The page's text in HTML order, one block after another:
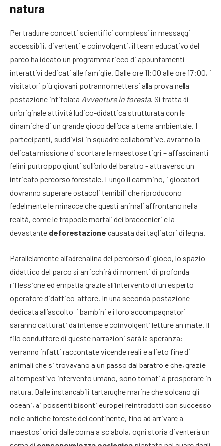
natura
Per tradurre concetti scientifici complessi in messaggi
accessibili, divertenti e coinvolgenti, il team educativo del
parco ha ideato un programma ricco di appuntamenti
interattivi dedicati alle famiglie. Dalle ore 11:00 alle ore 17:00, i
visitatori più giovani potranno mettersi alla prova nella
postazione intitolata Avventure in foresta. Si tratta di
un’originale attività ludico-didattica strutturata con le
dinamiche di un grande gioco dell’oca a tema ambientale. I
partecipanti, suddivisi in squadre collaborative, avranno la
delicata missione di scortare le maestose tigri – affascinanti
felini purtroppo giunti sull’orlo del baratro – attraverso un
intricato percorso forestale. Lungo il cammino, i giocatori
dovranno superare ostacoli temibili che riproducono
fedelmente le minacce che questi animali affrontano nella
realtà, come le trappole mortali dei bracconieri e la
devastante deforestazione causata dai tagliatori di legna.
Parallelamente all’adrenalina del percorso di gioco, lo spazio
didattico del parco si arricchirà di momenti di profonda
riflessione ed empatia grazie all’intervento di un esperto
operatore didattico-attore. In una seconda postazione
dedicata all’ascolto, i bambini e i loro accompagnatori
saranno catturati da intense e coinvolgenti letture animate. Il
filo conduttore di queste narrazioni sarà la speranza:
verranno infatti raccontate vicende reali e a lieto fine di
animali che si trovavano a un passo dal baratro e che, grazie
al tempestivo intervento umano, sono tornati a prosperare in
natura. Dalle instancabili tartarughe marine che solcano gli
oceani, ai possenti bisonti europei reintrodotti con successo
nelle antiche foreste del continente, fino ad arrivare ai
maestosi orici dalle corna a sciabola, ogni storia diventerà un